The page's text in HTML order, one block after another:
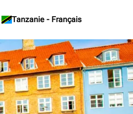
Tanzanie - Français
keyboard_arrow_down